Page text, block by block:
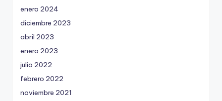
enero 2024
diciembre 2023
abril 2023
enero 2023
julio 2022
febrero 2022
noviembre 2021